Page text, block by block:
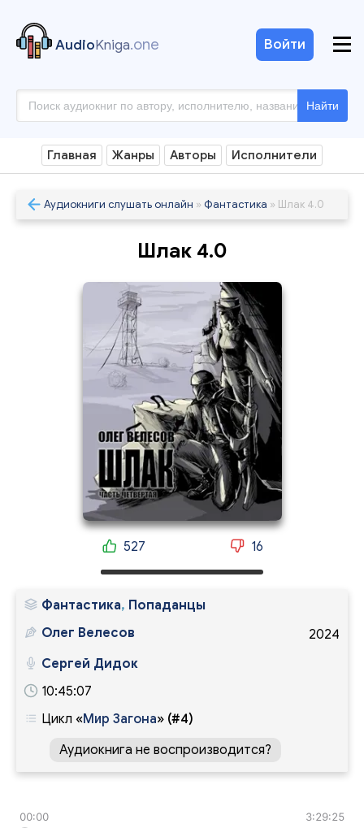
AudioKniga.one
Найти
Войти
Главная Жанры Авторы Исполнители
Аудиокниги слушать онлайн » Фантастика » Шлак 4.0
Шлак 4.0
527 16
Фантастика, Попаданцы
2024
Олег Велесов
Сергей Дидок
10:45:07
Цикл «Мир Загона» (#4)
Аудиокнига не воспроизводится?
00:00 3:29:25